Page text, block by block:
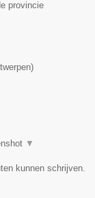
provincie
)
▼
kunnen schrijven.